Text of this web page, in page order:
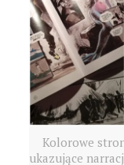
Kolorowe
ukazujące